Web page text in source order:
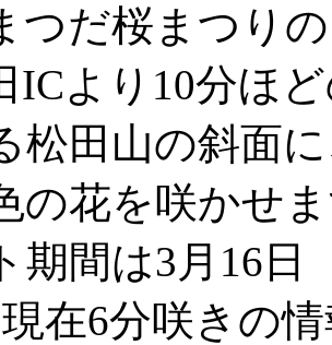
つだ桜まつり
ICより10分ほ
松田山の斜面
の花を咲かせ
期間は3月16日
在6分咲きの